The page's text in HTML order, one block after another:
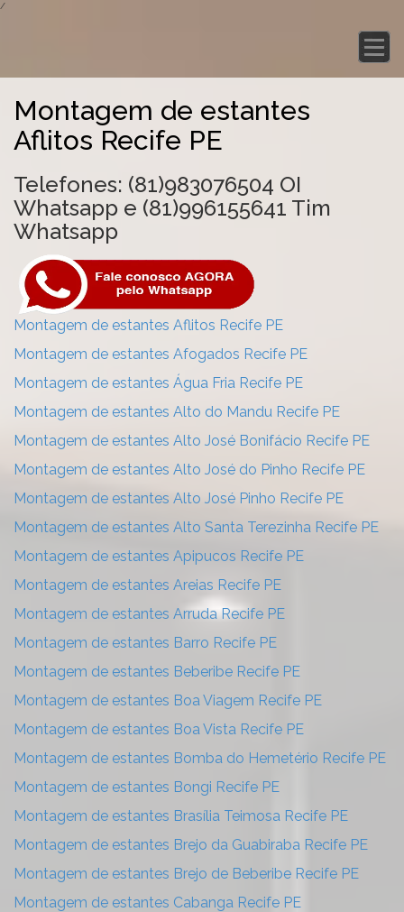
/
Montagem de estantes
Aflitos Recife PE
Telefones: (81)983076504 OI
Whatsapp e (81)996155641 Tim
Whatsapp
Montagem de estantes Aflitos Recife PE
Montagem de estantes Afogados Recife PE
Montagem de estantes Água Fria Recife PE
Montagem de estantes Alto do Mandu Recife PE
Montagem de estantes Alto José Bonifácio Recife PE
Montagem de estantes Alto José do Pinho Recife PE
Montagem de estantes Alto José Pinho Recife PE
Montagem de estantes Alto Santa Terezinha Recife PE
Montagem de estantes Apipucos Recife PE
Montagem de estantes Areias Recife PE
Montagem de estantes Arruda Recife PE
Montagem de estantes Barro Recife PE
Montagem de estantes Beberibe Recife PE
Montagem de estantes Boa Viagem Recife PE
Montagem de estantes Boa Vista Recife PE
Montagem de estantes Bomba do Hemetério Recife PE
Montagem de estantes Bongi Recife PE
Montagem de estantes Brasília Teimosa Recife PE
Montagem de estantes Brejo da Guabiraba Recife PE
Montagem de estantes Brejo de Beberibe Recife PE
Montagem de estantes Cabanga Recife PE